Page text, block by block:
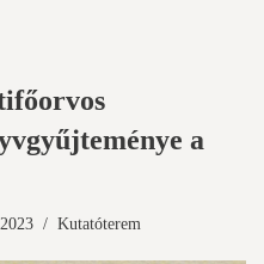
a
Kutatóterem